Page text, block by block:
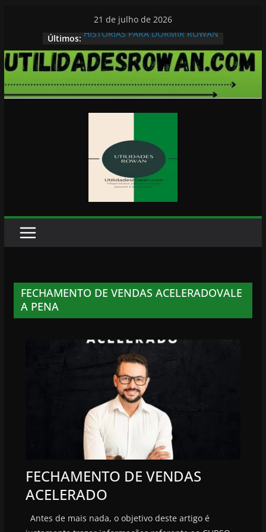
conteúdo
21 de julho de 2026
Últimos: HISTORIAS PARA DORMIR ROWAN
FECHAMENTO DE VENDAS ACELERADOVALE
A PENA
FECHAMENTO DE VENDAS
ACELERADO
Antes de mais nada, o objetivo deste artigo é